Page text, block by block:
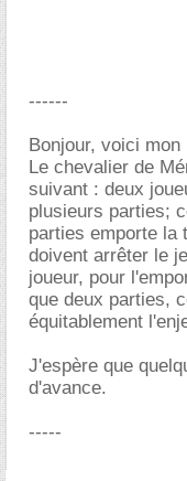
------
Bonjour, voici mon
Le chevalier de
suivant : deux
plusieurs parties;
parties emporte la
doivent arrêter le
joueur, pour
que deux parties,
équitablement
J'espère que
d'avance.
-----